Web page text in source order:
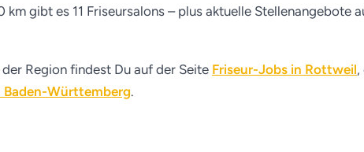
km gibt es 11 Friseursalons – plus aktuelle Stellenangebote
Region findest Du auf der Seite Friseur-Jobs in Rottweil,
Baden-Württemberg.